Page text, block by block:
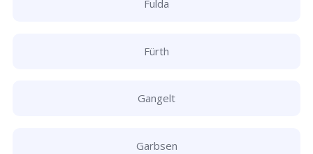
Fulda
Fürth
Gangelt
Garbsen